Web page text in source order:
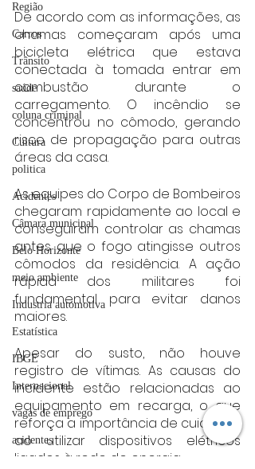
Região
Carros
Trânsito
saúde
coluna criminal
Cultura
politica
Acidentes
Câmara municipal
Belo Horizonte
meio ambiente
Industria automotiva
Estatística
IBGE
Internacional
vagas de emprego
acidentes
De acordo com as informações, as
chamas começaram após uma
bicicleta elétrica que estava
conectada à tomada entrar em
combustão durante o
carregamento. O incêndio se
concentrou no cômodo, gerando
risco de propagação para outras
áreas da casa.
As equipes do Corpo de Bombeiros
chegaram rapidamente ao local e
conseguiram controlar as chamas
antes que o fogo atingisse outros
cômodos da residência. A ação
rápida dos militares foi
fundamental para evitar danos
maiores.
Apesar do susto, não houve
registro de vítimas. As causas do
incidente estão relacionadas ao
equipamento em recarga, o que
reforça a importância de cuidados
ao utilizar dispositivos elétricos
ligados à rede de energia.